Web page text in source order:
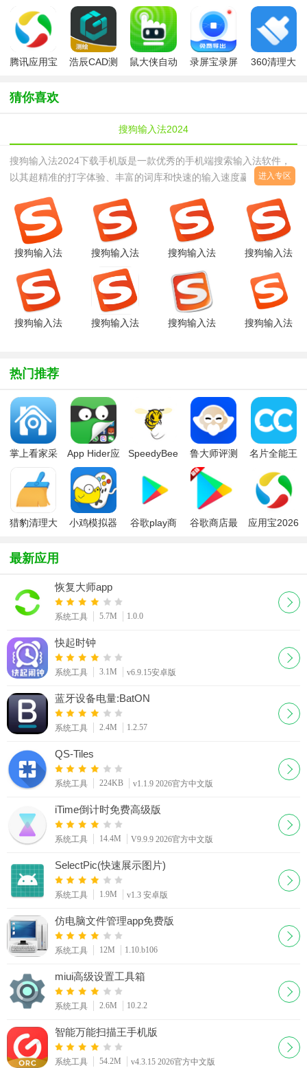
2026最新版
自动解锁
新版本安装
包2026最新
版
腾讯应用宝
浩辰CAD测
鼠大侠自动
录屏宝录屏
360清理大
猜你喜欢
搜狗输入法2024
搜狗输入法2024下载手机版是一款优秀的手机端搜索输入法软件，
以其超精准的打字体验、丰富的词库和快速的输入速度赢得了用户的
青睐。这款输入法不仅具备实用性，外观设计也相当美观，界面简洁
直观，让用户在使用时感
进入专区
搜狗输入法
2024官方
免费版
v11.47.3
安卓版
搜狗输入法
Linux(Ubuntu
安
装)V4.2.1.145
官方
搜狗输入法
v11.48 安
卓官方正版
搜狗输入法
app(单手
键盘回
车)V11.25
卓
搜狗输入法
搜狗输入法
搜狗输入法
搜狗输入法
热门推荐
掌上看家采
费版
App Hider应
用隐藏大师
app最新版
SpeedyBee
鲁大师评测
名片全能王
猎豹清理大
小鸡模拟器
谷歌play商
谷歌商店最
应用宝2026
最新应用
恢复大师app
系统工具 5.7M 1.0.0
快起时钟
系统工具 3.1M v6.9.15安卓版
蓝牙设备电量:BatON
系统工具 2.4M 1.2.57
QS-Tiles
系统工具 224KB v1.1.9 2026官方中文版
iTime倒计时免费高级版
系统工具 14.4M V9.9.9 2026官方中文版
SelectPic(快速展示图片)
系统工具 1.9M v1.3 安卓版
仿电脑文件管理app免费版
系统工具 12M 1.10.b106
miui高级设置工具箱
系统工具 2.6M 10.2.2
智能万能扫描王手机版
系统工具 54.2M v4.3.15 2026官方中文版